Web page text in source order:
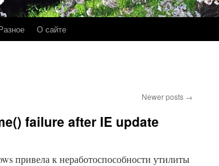
О сайте
Newer posts →
failure after IE update
привела к неработоспособности утилиты